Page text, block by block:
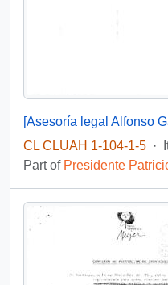
CL CLUAH 1-104-1-5 ·
Part of Presidente